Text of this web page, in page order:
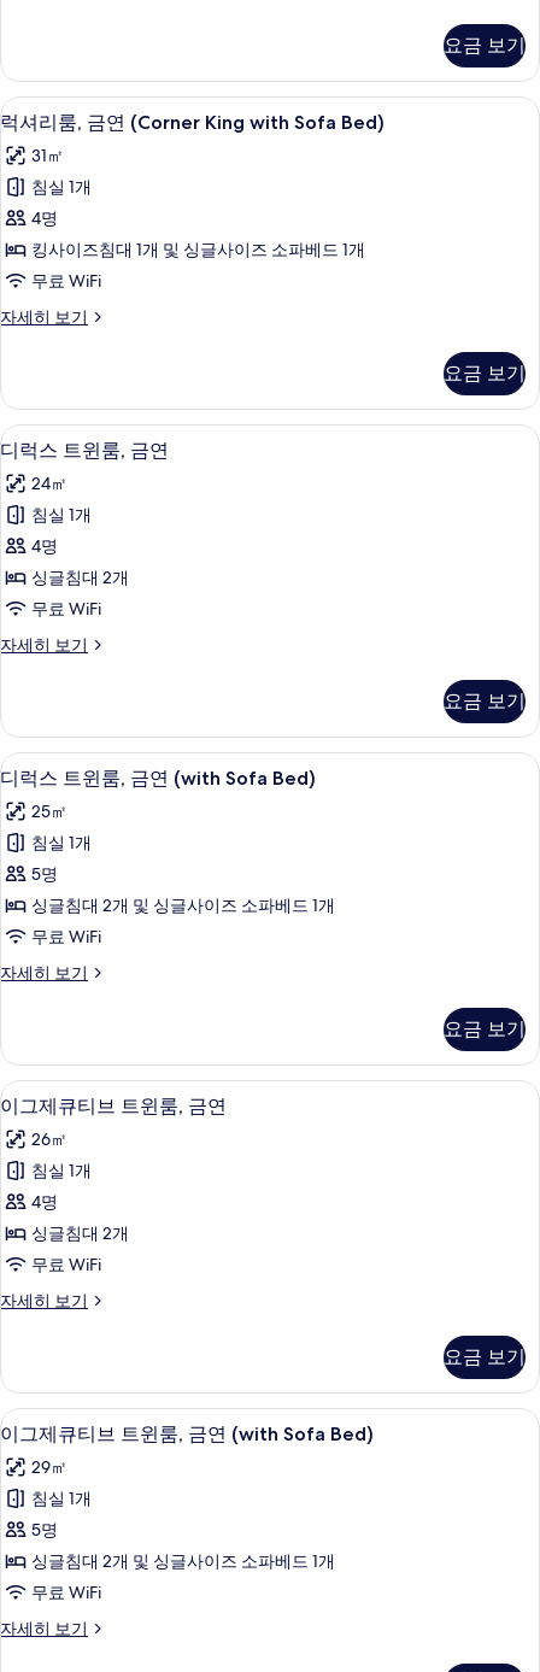
모
두
보
기
금
연
(Corner
King)
자
세
보
기
요금 보기
럭
셔
리
룸,
금
연
(Corner
King
Bed)
사
진
모
두
보
기
9
럭셔리룸, 금연 (Corner King with Sofa Bed)
31㎡
침실 1개
4명
킹사이즈침대 1개 및 싱글사이즈 소파베드 1개
무료 WiFi
자세히 보기
럭
금
연
(Corner
King
with
Sofa
자
세
히
보
기
요금 보기
디
럭
스
트
윈
룸,
금
연
진
모
두
보
기
오리/거위털 이불, 객실 내 금고, 책상,
7
디럭스 트윈룸, 금연
24㎡
침실 1개
4명
싱글침대 2개
무료 WiFi
자세히 보기
디
윈
룸,
금
연
자
세
보
기
요금 보기
디
럭
스
트
윈
룸,
금
연
Bed)
사
진
모
두
보
기
오리/거위털 이불, 객실 내 금고, 책상,
7
디럭스 트윈룸, 금연 (with Sofa Bed)
25㎡
침실 1개
5명
싱글침대 2개 및 싱글사이즈 소파베드 1개
무료 WiFi
자세히 보기
디
윈
룸,
금
연
(with
Sofa
자
세
히
보
기
요금 보기
이
그
제
큐
티
브
트
윈
금
연
사
진
모
두
보
기
8
이그제큐티브 트윈룸, 금연
26㎡
침실 1개
4명
싱글침대 2개
무료 WiFi
자세히 보기
이
티
브
트
윈
룸,
금
자
세
히
보
기
요금 보기
이
그
제
큐
티
브
트
윈
9
이그제큐티브 트윈룸, 금연 (with Sofa Bed)
29㎡
침실 1개
5명
싱글침대 2개 및 싱글사이즈 소파베드 1개
무료 WiFi
자세히 보기
이